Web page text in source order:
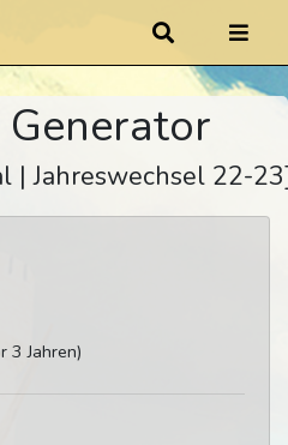
| Jahreswechsel 22-
Jahren)